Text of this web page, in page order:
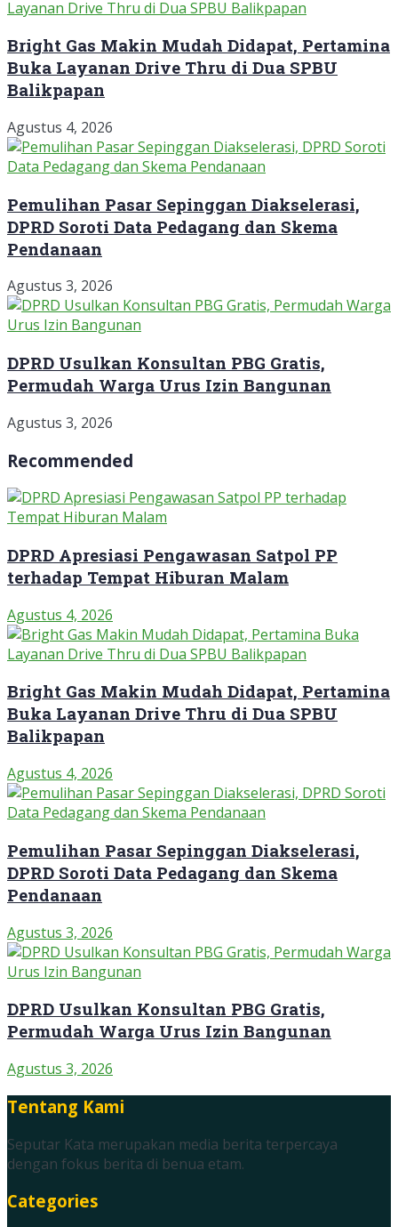
Bright Gas Makin Mudah Didapat, Pertamina
Buka Layanan Drive Thru di Dua SPBU
Balikpapan
Agustus 4, 2026
Pemulihan Pasar Sepinggan Diakselerasi,
DPRD Soroti Data Pedagang dan Skema
Pendanaan
Agustus 3, 2026
DPRD Usulkan Konsultan PBG Gratis,
Permudah Warga Urus Izin Bangunan
Agustus 3, 2026
Recommended
DPRD Apresiasi Pengawasan Satpol PP
terhadap Tempat Hiburan Malam
Agustus 4, 2026
Bright Gas Makin Mudah Didapat, Pertamina
Buka Layanan Drive Thru di Dua SPBU
Balikpapan
Agustus 4, 2026
Pemulihan Pasar Sepinggan Diakselerasi,
DPRD Soroti Data Pedagang dan Skema
Pendanaan
Agustus 3, 2026
DPRD Usulkan Konsultan PBG Gratis,
Permudah Warga Urus Izin Bangunan
Agustus 3, 2026
Tentang Kami
Seputar Kata merupakan media berita terpercaya
dengan fokus berita di benua etam.
Categories